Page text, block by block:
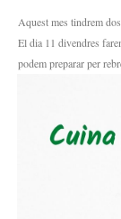
ENÉRGETICA
EL VERGEL
Aquest mes tindrem
El dia 11 divendres
podem preparar per